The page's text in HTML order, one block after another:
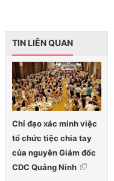
TIN LIÊN QUAN
Chỉ đạo xác minh việc
tổ chức tiệc chia tay
của nguyên Giám đốc
CDC Quảng Ninh